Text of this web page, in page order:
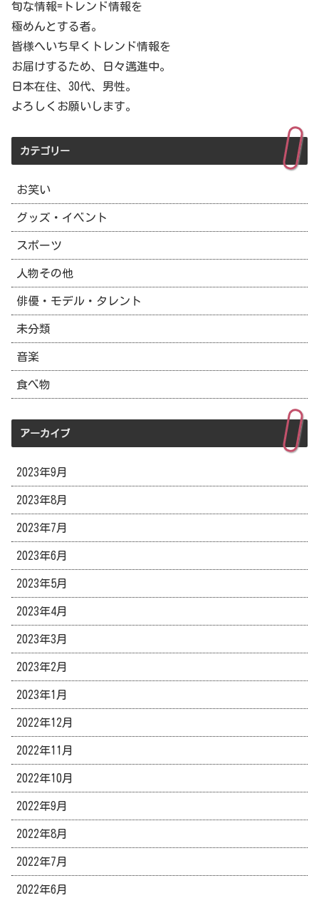
旬な情報=トレンド情報を
極めんとする者。
皆様へいち早くトレンド情報を
お届けするため、日々邁進中。
日本在住、30代、男性。
よろしくお願いします。
カテゴリー
お笑い
グッズ・イベント
スポーツ
人物その他
俳優・モデル・タレント
未分類
音楽
食べ物
アーカイブ
2023年9月
2023年8月
2023年7月
2023年6月
2023年5月
2023年4月
2023年3月
2023年2月
2023年1月
2022年12月
2022年11月
2022年10月
2022年9月
2022年8月
2022年7月
2022年6月